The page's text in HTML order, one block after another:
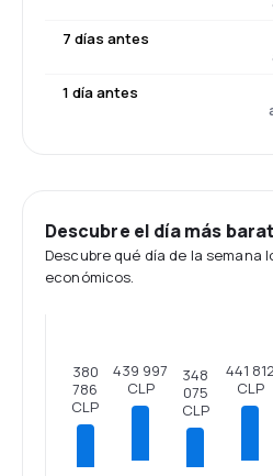
7 días antes
1 día antes
Descubre el día más
Descubre qué día de la semana
económicos.
380
786
CLP
439 997
CLP
348
075
CLP
441 812
CLP